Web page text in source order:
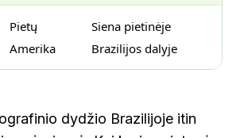
Pietų
Amerika
Siena pietinėje
Brazilijos dalyje
dydžio Brazilijoje itin